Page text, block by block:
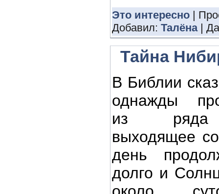
Это интересно |
Добавил: Талёна|
Тайна
В Библии
однажды
из
выходящее
день
долго и